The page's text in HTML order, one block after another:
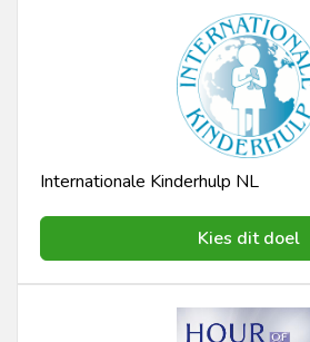
Internationale Kinderhulp NL
Kies dit doel